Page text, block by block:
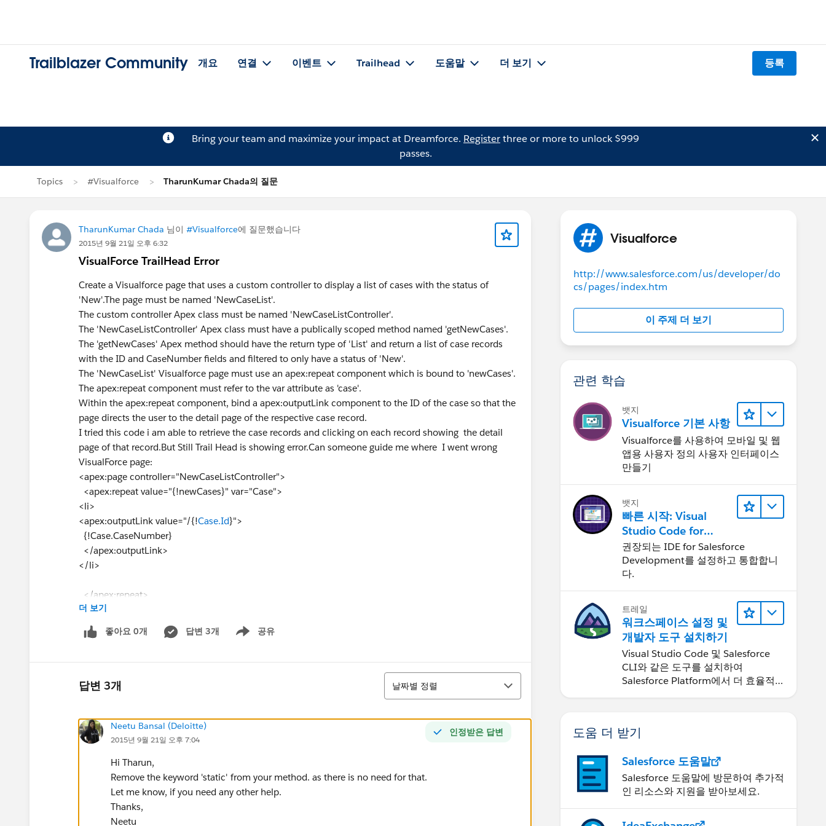
Trailblazer Community 개요 연결 이벤트 Trailhead 도움말 더 보기 등록
Bring your team and maximize your impact at Dreamforce. Registerthree or more to unlock $999
passes.
Topics #Visualforce TharunKumar Chada의 질문
TharunKumar Chada 님이 #Visualforce에 질문했습니다
2015년 9월 21일 오후 6:32
VisualForce TrailHead Error
Create a Visualforce page that uses a custom controller to display a list of cases with the status of
'New'.The page must be named 'NewCaseList'.
The custom controller Apex class must be named 'NewCaseListController'.
The 'NewCaseListController' Apex class must have a publically scoped method named 'getNewCases'.
The 'getNewCases' Apex method should have the return type of 'List' and return a list of case records
with the ID and CaseNumber fields and filtered to only have a status of 'New'.
The 'NewCaseList' Visualforce page must use an apex:repeat component which is bound to 'newCases'.
The apex:repeat component must refer to the var attribute as 'case'.
Within the apex:repeat component, bind a apex:outputLink component to the ID of the case so that the
page directs the user to the detail page of the respective case record.
I tried this code i am able to retrieve the case records and clicking on each record showing the detail
page of that record.But Still Trail Head is showing error.Can someone guide me where I went wrong
VisualForce page:
<apex:page controller="NewCaseListController">
<apex:repeat value="{!newCases}" var="Case">
<li>
<apex:outputLink value="/{!Case.Id}">
{!Case.CaseNumber}
</apex:outputLink>
</li>
</apex:repeat>
</apex:page>
Custom Contoller:
{
caseList.add(ct);
return caseList;
더 보기
좋아요 0개 답변 3개 공유
Show menu
답변 3개
정렬
날짜별 정렬
인정받은 답변
Neetu Bansal (Deloitte)
2015년 9월 21일 오후 7:04
Hi Tharun,
Remove the keyword 'static' from your method. as there is no need for that.
Let me know, if you need any other help.
Thanks,
Neetu
Visualforce
http://www.salesforce.com/us/developer/do
cs/pages/index.htm
이 주제 더 보기
관련 학습
뱃지
Visualforce 기본 사항
Visualforce를 사용하여 모바일 및 웹
앱용 사용자 정의 사용자 인터페이스
만들기
뱃지
빠른 시작: Visual
Studio Code for
Salesforce
Development
권장되는 IDE for Salesforce
Development를 설정하고 통합합니
다.
트레일
워크스페이스 설정 및
개발자 도구 설치하기
Visual Studio Code 및 Salesforce
CLI와 같은 도구를 설치하여
Salesforce Platform에서 더 효율적
도움 더 받기
Salesforce 도움말
Salesforce 도움말에 방문하여 추가적
인 리소스와 지원을 받아보세요.